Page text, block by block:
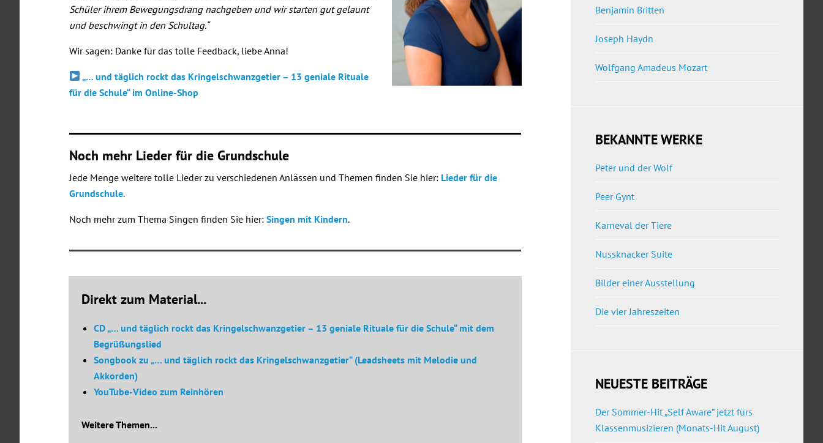
Schüler ihrem Bewegungsdrang nachgeben und wir starten gut gelaunt
und beschwingt in den Schultag.“
Wir sagen: Danke für das tolle Feedback, liebe Anna!
„… und täglich rockt das Kringelschwanzgetier – 13 geniale Rituale
für die Schule“ im Online-Shop
Noch mehr Lieder für die Grundschule
Jede Menge weitere tolle Lieder zu verschiedenen Anlässen und Themen finden Sie hier: Lieder für die
Grundschule.
Noch mehr zum Thema Singen finden Sie hier: Singen mit Kindern.
Direkt zum Material...
CD „… und täglich rockt das Kringelschwanzgetier – 13 geniale Rituale für die Schule“ mit dem
Begrüßungslied
Songbook zu „… und täglich rockt das Kringelschwanzgetier“ (Leadsheets mit Melodie und
Akkorden)
YouTube-Video zum Reinhören
Weitere Themen...
Benjamin Britten
Joseph Haydn
Wolfgang Amadeus Mozart
BEKANNTE WERKE
Peter und der Wolf
Peer Gynt
Karneval der Tiere
Nussknacker Suite
Bilder einer Ausstellung
Die vier Jahreszeiten
NEUESTE BEITRÄGE
Der Sommer-Hit „Self Aware” jetzt fürs
Klassenmusizieren (Monats-Hit August)